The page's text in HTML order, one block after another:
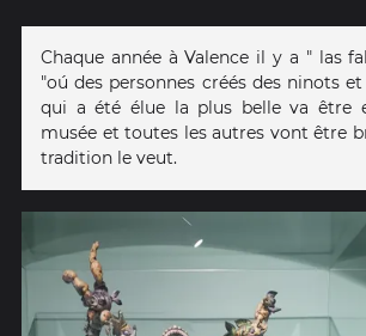
Chaque année à Valence il y a " las
"oú des personnes créés des ninots
qui a été élue la plus belle va être
musée et toutes les autres vont être
tradition le veut.